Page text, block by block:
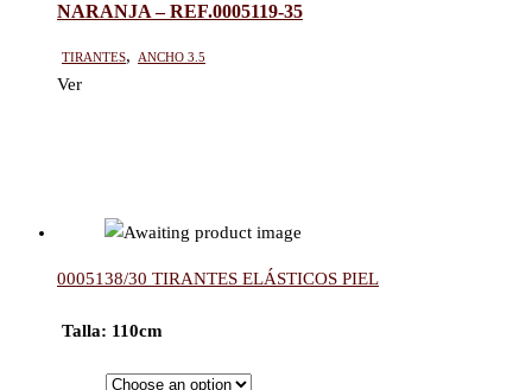
NARANJA – REF.0005119-35
Tirantes, Ancho 3.5
Ver
0005138/30 TIRANTES ELÁSTICOS PIEL
Talla: 110cm